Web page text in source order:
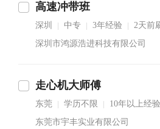
高速冲带班
深圳 中专 3年经验
2天前
深圳市鸿源浩进科技有限公司
走心机大师傅
东莞 学历不限 10年以上经验
东莞市宇丰实业有限公司